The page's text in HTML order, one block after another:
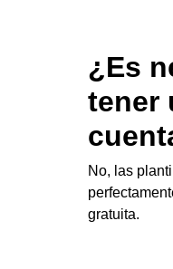
¿Es
tener
No, las
gratuita.